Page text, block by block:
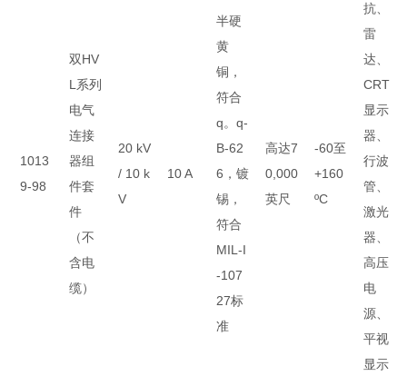
1013
9-98
双HV
L系列
电气
连接
器组
件套
件
（不
含电
缆）
20 kV
/ 10 k
V
10 A
半硬
黄
铜，
符合
q。q-
B-62
6，镀
锡，
符合
MIL-I
-107
27标
准
高达7
0,000
英尺
-60至
+160
ºC
抗、
雷
达、
CRT
显示
器、
行波
管、
激光
器、
高压
电
源、
平视
显示